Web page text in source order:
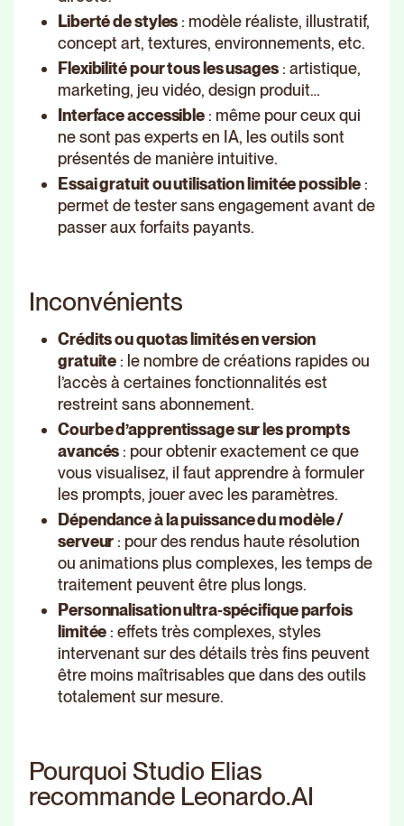
Liberté de styles : modèle réaliste, illustratif,
concept art, textures, environnements, etc.
Flexibilité pour tous les usages: artistique,
marketing, jeu vidéo, design produit…
Interface accessible : même pour ceux qui
ne sont pas experts en IA, les outils sont
présentés de manière intuitive.
Essai gratuit ou utilisation limitée possible:
permet de tester sans engagement avant de
passer aux forfaits payants.
Inconvénients
Crédits ou quotas limités en version
gratuite : le nombre de créations rapides ou
l’accès à certaines fonctionnalités est
restreint sans abonnement.
Courbe d’apprentissage sur les prompts
avancés : pour obtenir exactement ce que
vous visualisez, il faut apprendre à formuler
les prompts, jouer avec les paramètres.
Dépendance à la puissance du modèle /
serveur : pour des rendus haute résolution
ou animations plus complexes, les temps de
traitement peuvent être plus longs.
Personnalisation ultra‑spécifique parfois
limitée : effets très complexes, styles
intervenant sur des détails très fins peuvent
être moins maîtrisables que dans des outils
totalement sur mesure.
Pourquoi Studio Elias
recommande Leonardo.AI